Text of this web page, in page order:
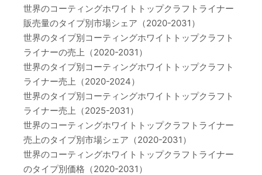
世界のコーティングホワイトトップクラフトライナー
販売量のタイプ別市場シェア（2020-2031）
世界のタイプ別コーティングホワイトトップクラフト
ライナーの売上（2020-2031）
世界のタイプ別コーティングホワイトトップクラフト
ライナー売上（2020-2024）
世界のタイプ別コーティングホワイトトップクラフト
ライナー売上（2025-2031）
世界のコーティングホワイトトップクラフトライナー
売上のタイプ別市場シェア（2020-2031）
世界のコーティングホワイトトップクラフトライナー
のタイプ別価格（2020-2031）